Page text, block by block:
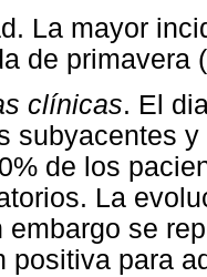
La mayor
de primavera
clínicas. El
subyacentes
de los
La
embargo se
positiva para